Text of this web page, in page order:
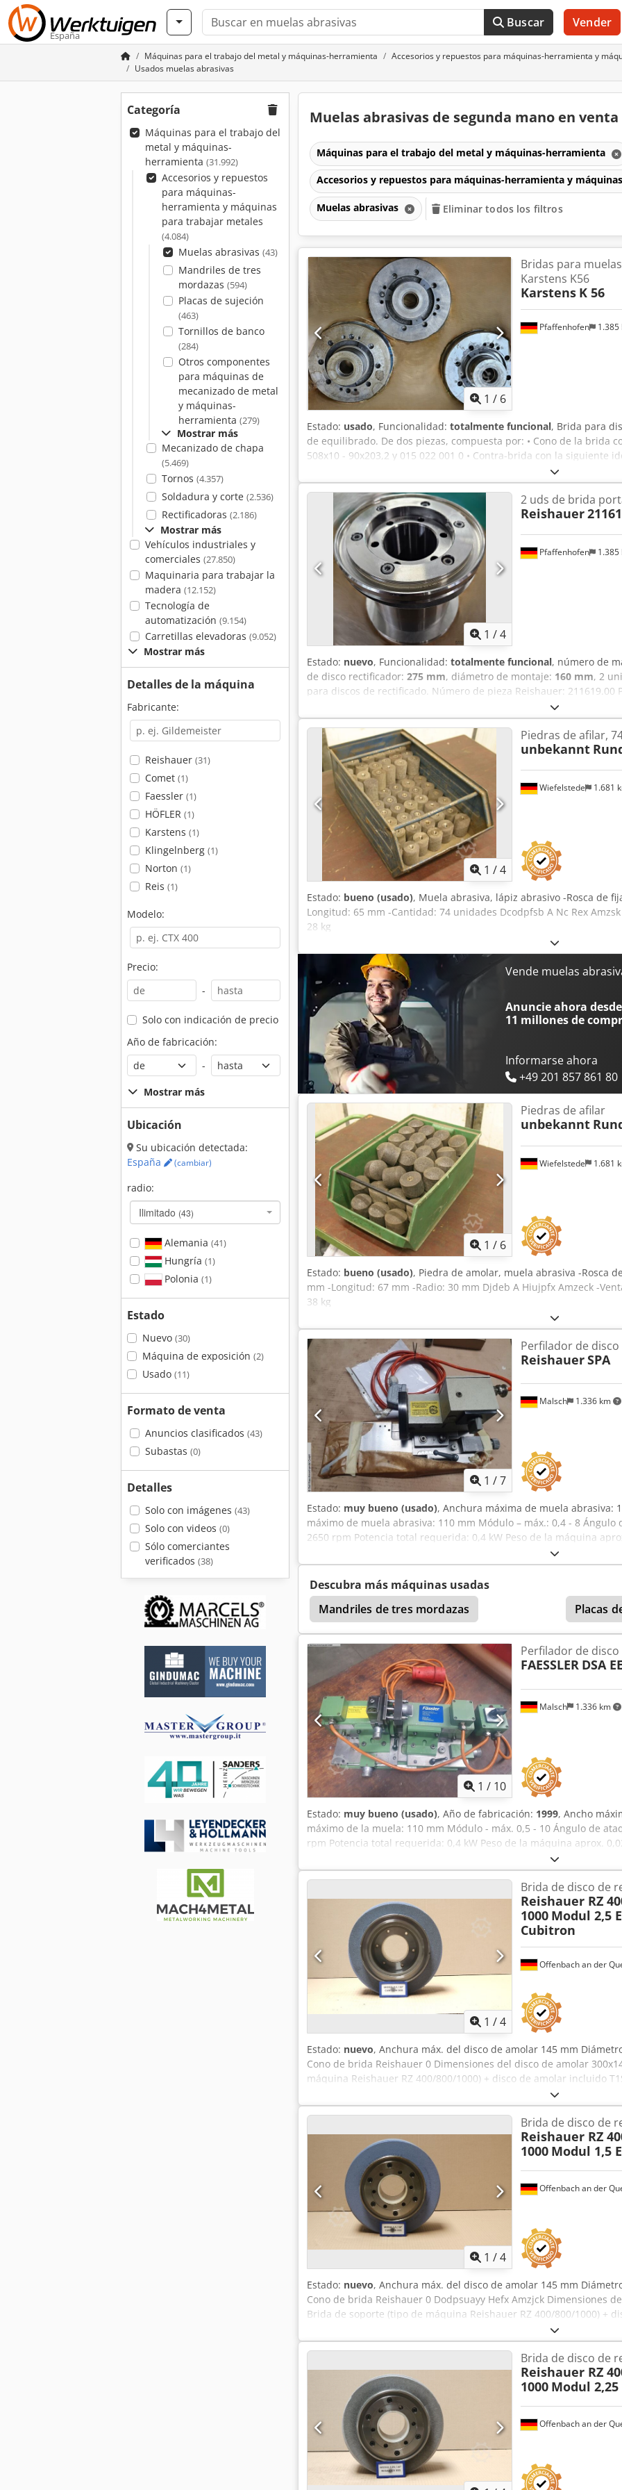
España
Buscar Vender
Máquinas para el trabajo del metal y máquinas-herramienta
Accesorios y repuestos para máquinas-herramienta y
Usados muelas abrasivas
Categoría
Máquinas para el trabajo del
metal y máquinas-
herramienta (31.992)
Accesorios y repuestos
para máquinas-
herramienta y máquinas
para trabajar metales
(4.084)
Muelas abrasivas (43)
Mandriles de tres
mordazas (594)
Placas de sujeción
(463)
Tornillos de banco
(284)
Otros componentes
para máquinas de
mecanizado de metal
y máquinas-
herramienta (279)
Mostrar más
Mecanizado de chapa
(5.469)
Tornos (4.357)
Soldadura y corte (2.536)
Rectificadoras (2.186)
Mostrar más
Vehículos industriales y
comerciales (27.850)
Maquinaria para trabajar la
madera (12.152)
Tecnología de
automatización (9.154)
Carretillas elevadoras (9.052)
Mostrar más
Detalles de la máquina
Fabricante:
Reishauer (31)
Comet (1)
Faessler (1)
HÖFLER (1)
Karstens (1)
Klingelnberg (1)
Norton (1)
Reis (1)
Modelo:
Precio:
-
Solo con indicación de precio
Año de fabricación:
-
Mostrar más
Ubicación
Su ubicación detectada:
España
(cambiar)
radio:
Ilimitado (43)
Alemania (41)
Hungría (1)
Polonia (1)
Estado
Nuevo (30)
Máquina de exposición (2)
Usado (11)
Formato de venta
Anuncios clasificados (43)
Subastas (0)
Detalles
Solo con imágenes (43)
Solo con videos (0)
Sólo comerciantes
verificados (38)
Muelas abrasivas de segunda mano en venta
Máquinas para el trabajo del metal y máquinas-herramienta
Accesorios y repuestos para máquinas-herramienta y
Muelas abrasivas Eliminar todos los filtros
1 / 6
Pfaffenhofen 1.385
Bridas para
Karstens K56
Karstens K 56
Estado: usado, Funcionalidad: totalmente funcional, Brida para
de equilibrado. De dos piezas, compuesta por: • Cono de la brida
508x10 - 90x203,2 y 015 022 001 0 • Contra-brida con la siguiente
333 001 0, así como pesos de equilibrado ajustables, ya
lijado de rectificadora cilíndrica exterior Karstens K56. Diámetro
grande: 60 mm. Disponibles 3 bridas para discos de lijado con
bridas están usadas. Precio negociable. Nuestro precio de
instalaciones, más los gastos de embalaje. Salvo errores y
Eo Amzeck La venta se realiza exclusivamente en países de la UE.
1 /4
Pfaffenhofen 1.385
2 uds de brida
Reishauer
Estado: nuevo, Funcionalidad: totalmente funcional, número de
de disco rectificador: 275 mm, diámetro de montaje: 160 mm, 2
para discos de rectificado. Número de pieza Reishauer:
160x160 para la máquina de rectificado Reishauer RZ160 / RZ260.
de rectificado con un diámetro de orificio de 160 mm y un ancho
Aox Eiycsmzeck Precio negociable. Nuestro precio de venta por
instalaciones, más los gastos de embalaje. Salvo errores
técnicos. La venta se realiza exclusivamente en países de la UE.
1 /4
Wiefelstede 1.681
Piedras de afilar,
unbekannt
Estado: bueno (usado), Muela abrasiva, lápiz abrasivo -Rosca de
Longitud: 65 mm -Cantidad: 74 unidades Dcodpfsb A Nc Rex
28 kg
Vende muelas
Anuncie ahora
11 millones de
Informarse ahora
+49 201 857 861 80
1 / 6
Wiefelstede 1.681
Piedras de afilar
unbekannt
Estado: bueno (usado), Piedra de amolar, muela abrasiva -Rosca
mm -Longitud: 67 mm -Radio: 30 mm Djdeb A Hiujpfx Amzeck -
38 kg
1 /7
Malsch 1.336 km
Perfilador de
ReishauerSPA
Estado: muy bueno (usado), Anchura máxima de muela abrasiva:
máximo de muela abrasiva: 110 mm Módulo – máx.: 0,4 - 8 Ángulo
2650 rpm Potencia total requerida: 0,4 kW Peso de la máquina
x 0,2 m Para el perfilado de tornillos rectificadores para máquinas
Perfilado final y de repaso en los siguientes modelos: NZA, AZA, RZ
de ajuste derecha con ajuste axial mediante tornillo micrométrico
diamante.
Descubra más máquinas usadas
Mandriles de tres mordazas
Placas
1 / 10
Malsch 1.336 km
Perfilador de
FAESSLER DSA
Estado: muy bueno (usado), Año de fabricación: 1999, Ancho
máximo de la muela: 110 mm Módulo - máx. 0,5 - 10 Ángulo de
rpm Potencia total requerida: 0,4 kW Peso de la máquina aprox.
m Para el perfilado de tornillos abrasivos para máquinas
final e intermedio en los siguientes modelos: NZA, AZA, RZ 300 E,
Hsx Amzsck Placa de ajuste derecha con ajuste micrométrico
micrométrico radial 2 husillos motorizados de precisión para el
1 /4
Offenbach an der
Brida de disco de
Reishauer RZ
1000 Modul 2,5
Cubitron
Estado: nuevo, Anchura máx. del disco de amolar 145 mm
Cono de brida Reishauer 0 Dimensiones del disco de amolar
máquina Reishauer RZ 400/800/1000) + disco de amolar incluido
Cubitron de la empresa 3M Discos abrasivos cerámicos para el
de ancho Dcodpsuayy Tsfx Amzjk Dimensiones según tipo de
especificación Módulo m, velocidad de marcha gg, ángulo de
quemaduras por lijado es casi nulo - Tiempos de lijado hasta un
reduce en un factor de 2 - Vida útil dos veces superior a la de los
continuo y constante - Parámetros de lijado significativamente
estándar
1 /4
Offenbach an der
Brida de disco de
Reishauer RZ
1000 Modul 1,5
Estado: nuevo, Anchura máx. del disco de amolar 145 mm
Cono de brida Reishauer 0 Dodpsuayy Hefx Amzjck Dimensiones
Brida de soporte (tipo de máquina Reishauer RZ 400/800/1000) +
300x145x160 M 1.5 EW20° 3GG de la empresa 3M Discos
de dientes - 145 mm de ancho Dimensiones según tipo de
especificación Módulo m, velocidad de marcha gg, ángulo de
quemaduras por lijado es casi nulo - Tiempos de lijado hasta un
reduce en un factor de 2 - Vida útil dos veces superior a la de los
continuo y constante - Parámetros de lijado significativamente
estándar
Offenbach an der
Brida de disco de
Reishauer RZ
1000 Modul 2,25